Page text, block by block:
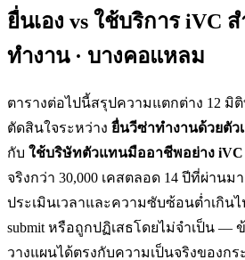
ยื่นเอง vs ใช้บริการ iVC
ทำงาน · บางคอแหลม
ตารางต่อไปนี้สรุปความแตกต่าง 12 มิ
ตัดสินใจระหว่าง ยื่นวีซ่าทำงานด้วยตัว
กับ ใช้บริษัทตัวแทนมืออาชีพอย่าง iVC
จริงกว่า 30,000 เคสตลอด 14 ปีที่ผ่าน
ประเมินเวลาและความซับซ้อนต่ำเกินไ
submit หรือถูกปฏิเสธโดยไม่จำเป็น
วางแผนได้ตรงกับความเป็นจริงของก